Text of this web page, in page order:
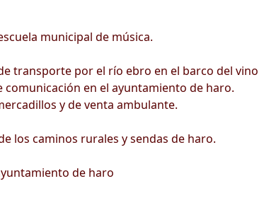
municipal de música.
transporte por el río ebro en el barco del vino
en el ayuntamiento de haro.
y de venta ambulante.
los caminos rurales y sendas de haro.
de haro